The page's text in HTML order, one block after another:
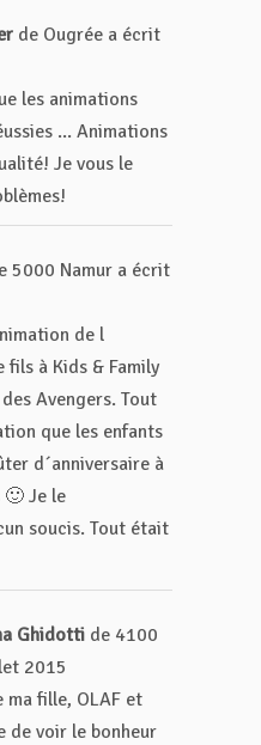
de Ougrée a écrit
les animations
... Animations
Je vous le
5000 Namur a écrit
de l
fils à Kids & Family
Avengers. Tout
que les enfants
d´anniversaire à
🙂 Je le
soucis. Tout était
Ghidotti de 4100
2015
ma fille, OLAF et
de voir le bonheur